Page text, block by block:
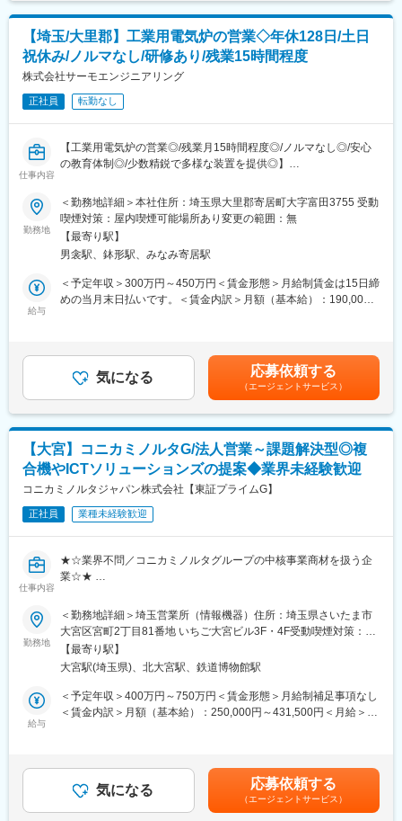
■当社製品の強み
特許登録件数は445件！ブレーカ・分電盤の専門メーカーとし
て、大手電機メーカーでは叶わない顧客の要望にきめ細かく対応
した商品のご提案・アフターフォローが可能です。
全国のマンション・戸建て・店舗などで当社の製品が使われてお
変更の範囲：会社の定める業務
■入社後のフォロー体制：
業界未経験の方でも安心して取り組めるよう、先輩がしっかりサ
で、知識や経験はなくてもOKです！
・営業部への配属となります。
現在、3名（50代1名・40代1名・30代1名：男性）が在籍してい
全員未経験での入社になります。
■ポイント：
【インフラ業界で安定基盤抜群】
気や情勢に左右されることなく安定的に収益を確保できておりま
す。
【ワークライフバランス◎】
土日祝休み・希望有給取得実績100％・出張・転勤なし等の地元
に根付いて自分の時間や家族の時間を大切にしながら働けます。
■当社について：
・創業は1915年（大正4年）と100年以上にわたり、埼玉県狭山市
に根付いて暮らしに欠かせないガスの安定供給を通して、地域の
皆様の生活を支えながら当社も地域の皆様に育てていただきまし
た。おかげさまで地元の認知度は高く、皆様に親しまれている会
地域に必要とされる会社であり続けます。
【埼玉/大里郡】工業用電気炉の営業◇年休128日/土日
祝休み/ノルマなし/研修あり/残業15時間程度
株式会社サーモエンジニアリング
正社員 転勤なし
仕事内容
【工業用電気炉の営業◎/残業月15時間程度◎/ノルマなし◎/安心
の教育体制◎/少数精鋭で多様な装置を提供◎】
スを一貫して行っています。今回募集する営業職は、既存顧客へ
のルート営業と新規開拓を担当し、お客様のニーズに合わせた製
品提案、メンテナンス業務見積もり作成、販売・アフターフォロ
ーまで幅広く携わります。既存のお客様への訪問が主の営業活動
となります。ノルマは設けていないため、目標達成に向けてじっ
くりとお客様と向き合える環境です。入社後は先輩社員が同行
し、業務を丁寧にレクチャーしますので安心してスタートできま
す。
・工業用電気炉（焼結炉、乾燥炉等）の販売提案営業
・既存顧客への定期訪問による関係構築および追加受注
・新規顧客の開拓、ニーズヒアリング
■組織構成：全社15名・営業部門は少数精鋭体制。協力し合いな
がら業務を進めています。
■業務の魅力：ノルマはなく、顧客と信頼関係を構築しながら提案
できる環境です。工業用装置の専門知識や提案力を身につけられ
■教育体制：入社後は先輩社員が同行しますので安心してくださ
■就業環境：土日祝休み、残業は月平均15時間程度。マイカー通
勤可・駐車場完備で通勤も便利です。
製造・販売・メンテナンスを一貫して行う専門企業です。多様な
装置製作に対応し、少数精鋭で高品質なサービスを提供していま
勤務地
＜勤務地詳細＞本社住所：埼玉県大里郡寄居町大字富田3755 受動
喫煙対策：屋内喫煙可能場所あり変更の範囲：無
【最寄り駅】
男衾駅、鉢形駅、みなみ寄居駅
給与
＜予定年収＞300万円～450万円＜賃金形態＞月給制賃金は15日締
めの当月末日払いです。＜賃金内訳＞月額（基本給）：190,000
くまでも目安の金額であり、選考を通じて上下する可能性があり
ます。月給(月額)は固定手当を含めた表記です。
気になる 応募依頼する
（エージェントサービス）
【大宮】コニカミノルタG/法人営業～課題解決型◎複
合機やICTソリューションズの提案◆業界未経験歓迎
コニカミノルタジャパン株式会社【東証プライムG】
正社員 業種未経験歓迎
仕事内容
★☆業界不問／コニカミノルタグループの中核事業商材を扱う企
業☆★
■業務内容：
コニカミノルタ製品を核とした情報機器(複合機、ICTソリューシ
ョンなど)事業におけるソリューションセールス候補として、顧客
企業のビジネス課題を解決するソリューション提案をお任せしま
す。
■仕事内容：
法人顧客に対する情報機器（複合機、ICT、業務改善ツール等）の
業）
顧客の業務プロセスを理解し、課題に応じたソリューション提案
を実施
勤務地
＜勤務地詳細＞埼玉営業所（情報機器）住所：埼玉県さいたま市
大宮区宮町2丁目81番地 いちご大宮ビル3F・4F受動喫煙対策：屋
内全面禁煙変更の範囲：会社の定める事業所
【最寄り駅】
大宮駅(埼玉県)、北大宮駅、鉄道博物館駅
給与
＜予定年収＞400万円～750万円＜賃金形態＞月給制補足事項なし
＜賃金内訳＞月額（基本給）：250,000円～431,500円＜月給＞
目安の金額であり、選考を通じて上下する可能性があります。月
給(月額)は固定手当を含めた表記です。
気になる 応募依頼する
（エージェントサービス）